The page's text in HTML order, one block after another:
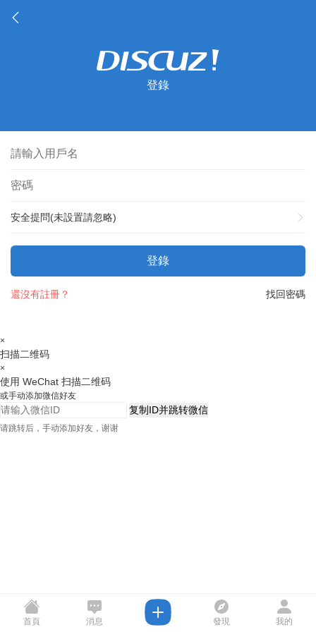
登錄
安全提問(未設置請忽略)
登錄
找回密碼
還沒有註冊？
×
扫描二维码
×
使用 WeChat 扫描二维码
或手动添加微信好友
复制ID并跳转微信
请跳转后，手动添加好友，谢谢
首頁 消息 發現 我的